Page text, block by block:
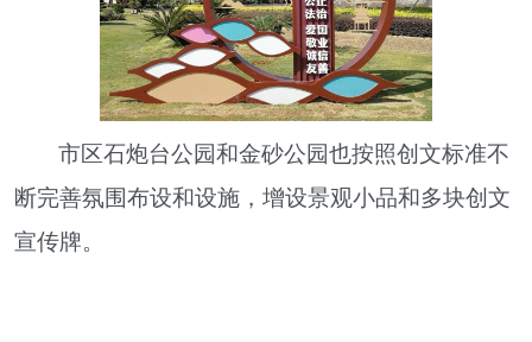
市区石炮台公园和金砂公园也按照创文标准不
断完善氛围布设和设施，增设景观小品和多块创文
宣传牌。